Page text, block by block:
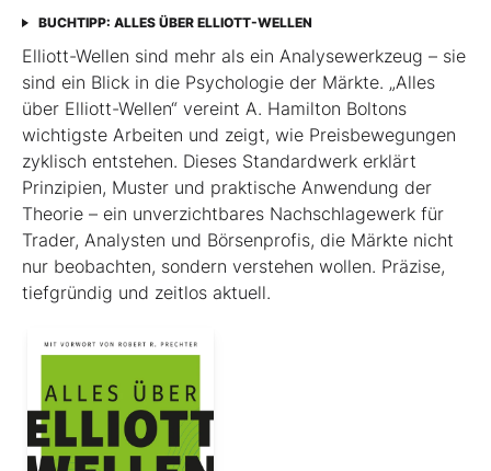
BUCHTIPP: ALLES ÜBER ELLIOTT-WELLEN
Elliott-Wellen sind mehr als ein Analysewerkzeug – sie
sind ein Blick in die Psychologie der Märkte. „Alles
über Elliott-Wellen“ vereint A. Hamilton Boltons
wichtigste Arbeiten und zeigt, wie Preisbewegungen
zyklisch entstehen. Dieses Standardwerk erklärt
Prinzipien, Muster und praktische Anwendung der
Theorie – ein unverzichtbares Nachschlagewerk für
Trader, Analysten und Börsenprofis, die Märkte nicht
nur beobachten, sondern verstehen wollen. Präzise,
tiefgründig und zeitlos aktuell.